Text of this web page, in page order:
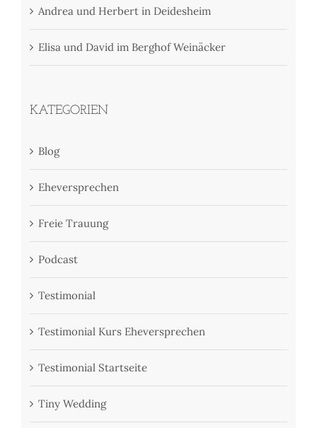
Andrea und Herbert in Deidesheim
Elisa und David im Berghof Weinäcker
KATEGORIEN
Blog
Eheversprechen
Freie Trauung
Podcast
Testimonial
Testimonial Kurs Eheversprechen
Testimonial Startseite
Tiny Wedding